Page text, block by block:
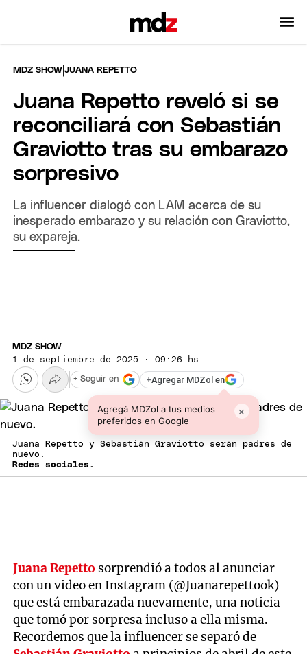
MDZ SHOW |JUANA REPETTO
Juana Repetto reveló si se
reconciliará con Sebastián
Graviotto tras su embarazo
sorpresivo
La influencer dialogó con LAM acerca de su
inesperado embarazo y su relación con Graviotto,
su expareja.
MDZ SHOW
1 de septiembre de 2025 · 09:26 hs
+Agregar MDZol en
Agregá MDZol a tus medios
preferidos en Google
×
+ Seguir en
Juana Repetto y Sebastián Graviotto serán padres de
nuevo.
Redes sociales.
Juana Repetto sorprendió a todos al anunciar
con un video en Instagram (@Juanarepettook)
que está embarazada nuevamente, una noticia
que tomó por sorpresa incluso a ella misma.
Recordemos que la influencer se separó de